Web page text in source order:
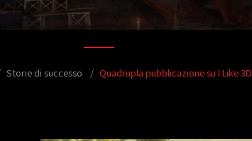
Storie di successo Quadrupla pubblicazione su I Like 3D